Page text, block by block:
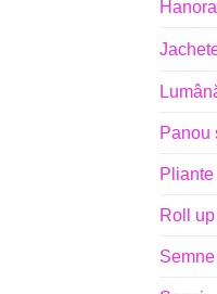
Panou
Pliante
Roll up